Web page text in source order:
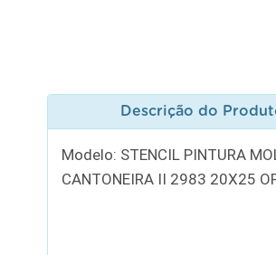
Descrição do
Modelo: STENCIL PINTURA
CANTONEIRA II 2983 20X25